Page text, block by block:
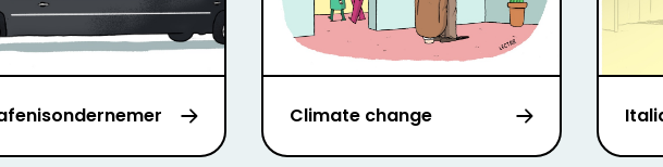
Climate change